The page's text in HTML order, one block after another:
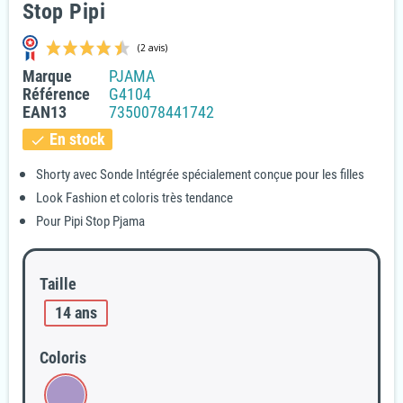
Stop Pipi
(2 avis)
Marque
PJAMA
Référence
G4104
EAN13
7350078441742
check En stock
Shorty avec Sonde Intégrée spécialement conçue pour les filles
Look Fashion et coloris très tendance
Pour Pipi Stop Pjama
Taille
14 ans
Coloris